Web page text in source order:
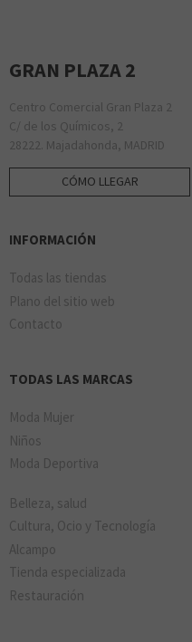
GRAN PLAZA 2
Centro Comercial Gran Plaza 2
C/ de los Químicos, 2
28222. Majadahonda, MADRID
CÓMO LLEGAR
INFORMACIÓN
Todas las tiendas
Plano del sitio web
Contacto
TODAS LAS MARCAS
Moda Mujer
Niños
Moda Deportiva
Belleza, salud
Cultura, Ocio y Tecnología
Alcampo
Tienda especializada
Restauración